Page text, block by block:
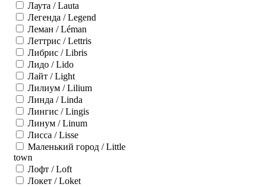
Лаута / Lauta
Легенда / Legend
Леман / Léman
Леттрис / Lettris
Либрис / Libris
Лидо / Lido
Лайт / Light
Лилиум / Lilium
Линда / Linda
Лингис / Lingis
Линум / Linum
Лисса / Lisse
Маленький город / Little
town
Лофт / Loft
Локет / Loket